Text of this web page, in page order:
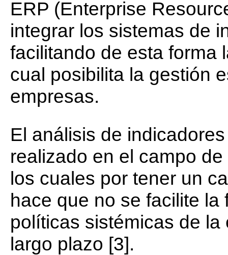
ERP (Enterprise
integrar los sistemas de
facilitando de esta forma
cual posibilita la gestión
empresas.
El análisis de
realizado en el campo
los cuales por tener un
hace que no se facilite
políticas sistémicas de
largo plazo [3].